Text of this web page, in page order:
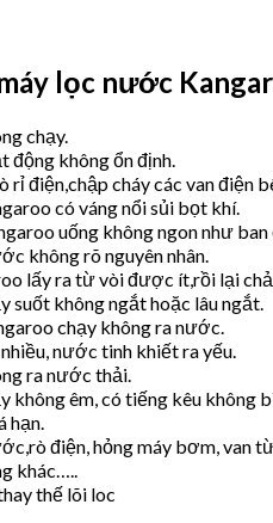
lọc nước
chạy.
động không ổn định.
điện,chập cháy các van điện
có váng nổi sủi bọt khí.
uống không ngon như ban
không rõ nguyên nhân.
lấy ra từ vòi được ít,rồi lại
suốt không ngắt hoặc lâu ngắt.
chạy không ra nước.
nước tinh khiết ra yếu.
ra nước thải.
không êm, có tiếng kêu không
hạn.
điện, hỏng máy bơm, van
khác…..
thế lõi loc